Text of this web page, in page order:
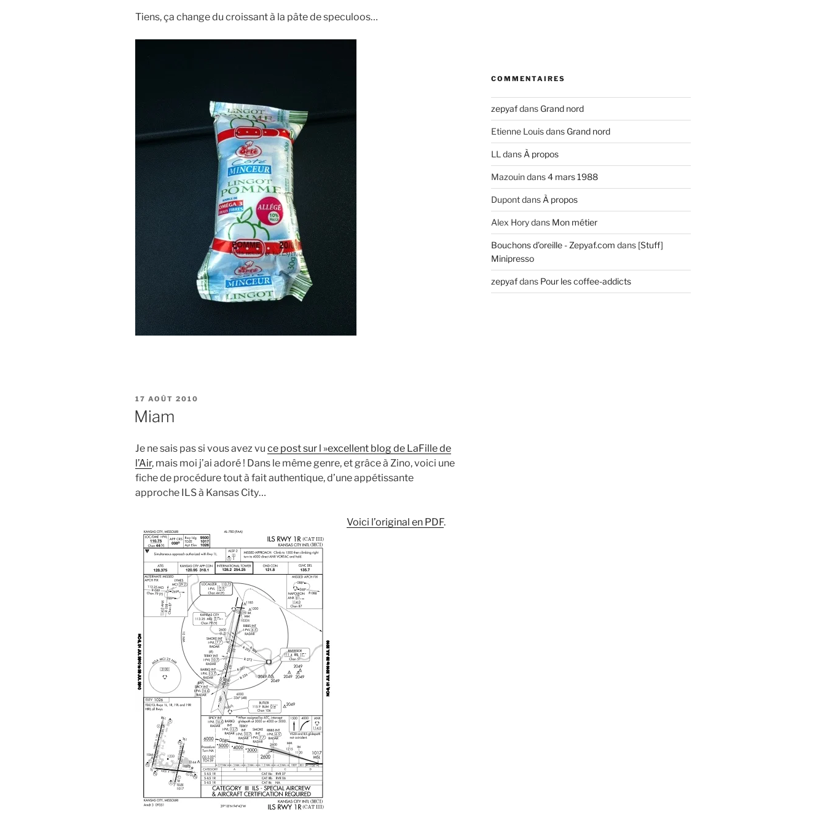
Tiens, ça change du croissant à la pâte de speculoos…
PUBLIÉ
17 AOÛT 2010
Miam
Je ne sais pas si vous avez vu ce post sur l »excellent blog de LaFille de
l’Air, mais moi j’ai adoré ! Dans le même genre, et grâce à Zino, voici une
fiche de procédure tout à fait authentique, d’une appétissante
approche ILS à Kansas City…
Voici l’original en PDF.
COMMENTAIRES
zepyafdans Grand nord
Etienne Louisdans Grand nord
LL dans À propos
Mazouindans4 mars 1988
Dupontdans À propos
Alex Horydans Mon métier
Bouchons d’oreille - Zepyaf.com dans [Stuff]
Minipresso
zepyafdans Pour les coffee-addicts